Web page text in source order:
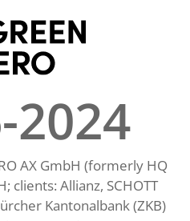
2024
AX GmbH (formerly HQ
clients: Allianz, SCHOTT
Kantonalbank (ZKB)